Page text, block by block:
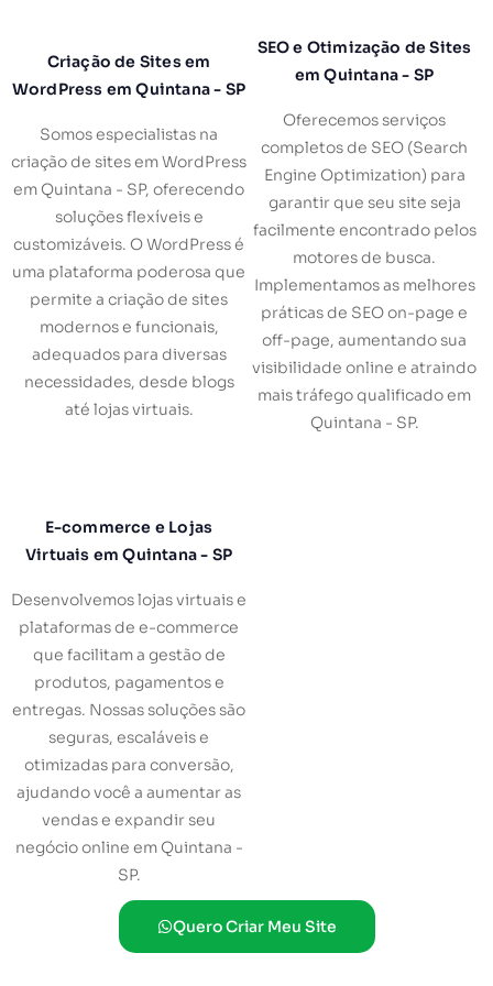
Criação de Sites em
WordPress em Quintana - SP
Somos especialistas na
criação de sites em WordPress
em Quintana - SP, oferecendo
soluções flexíveis e
customizáveis. O WordPress é
uma plataforma poderosa que
permite a criação de sites
modernos e funcionais,
adequados para diversas
necessidades, desde blogs
até lojas virtuais.
SEO e Otimização de Sites
em Quintana - SP
Oferecemos serviços
completos de SEO (Search
Engine Optimization) para
garantir que seu site seja
facilmente encontrado pelos
motores de busca.
Implementamos as melhores
práticas de SEO on-page e
off-page, aumentando sua
visibilidade online e atraindo
mais tráfego qualificado em
Quintana - SP.
E-commerce e Lojas
Virtuais em Quintana - SP
Desenvolvemos lojas virtuais e
plataformas de e-commerce
que facilitam a gestão de
produtos, pagamentos e
entregas. Nossas soluções são
seguras, escaláveis e
otimizadas para conversão,
ajudando você a aumentar as
vendas e expandir seu
negócio online em Quintana -
SP.
Quero Criar Meu Site